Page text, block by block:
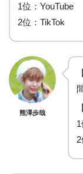
1位：YouTube
2位：TikTok
熊澤歩哉